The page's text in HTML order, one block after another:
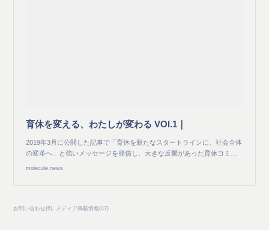
育休を変える、わたしが変わる VOl.1｜
2019年3月に公開した記事で「育休を新たなスタートラインに、社会全体
の変革へ」と強いメッセージを発信し、大きな反響があった育休コミ…
molecule.news
お問い合わせ(6) メディア掲載情報(47)